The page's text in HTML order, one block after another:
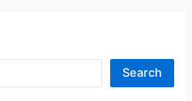
Search